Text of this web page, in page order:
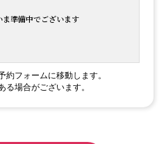
準備中でございます
フォームに移動します。
場合がございます。